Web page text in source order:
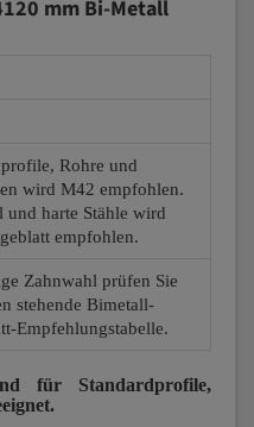
mm Bi-Metall
Rohre und
wird M42 empfohlen.
und harte Stähle wird
empfohlen.
Zahnwahl prüfen Sie
stehende Bimetall-
Empfehlungstabelle.
für Standardprofile,